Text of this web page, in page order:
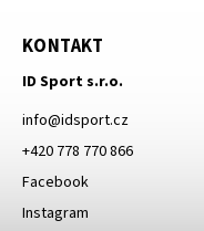
KONTAKT
ID Sport s.r.o.
info@idsport.cz
+420 778 770 866
Facebook
Instagram